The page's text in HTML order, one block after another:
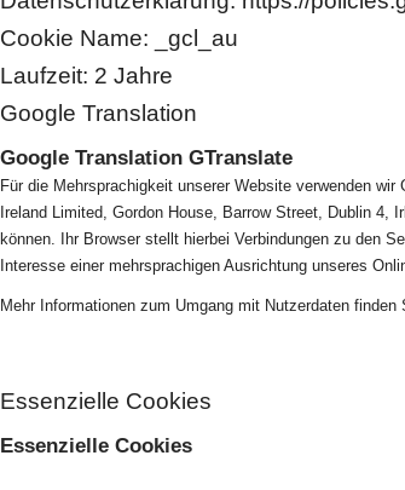
Cookie Name: _gcl_au
Laufzeit: 2 Jahre
Google Translation
Google Translation GTranslate
Für die Mehrsprachigkeit unserer Website verwenden
Ireland Limited, Gordon House, Barrow Street, Dublin
können. Ihr Browser stellt hierbei Verbindungen zu den
Interesse einer mehrsprachigen Ausrichtung unseres
Mehr Informationen zum Umgang mit Nutzerdaten
Essenzielle Cookies
Essenzielle Cookies